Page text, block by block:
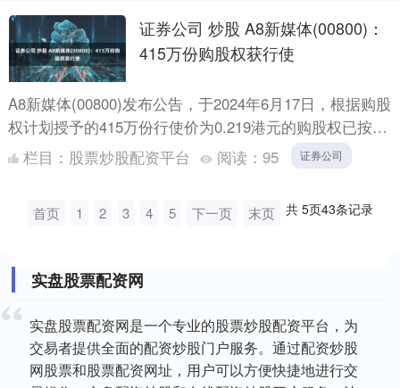
证券公司 炒股 A8新媒体(00800)：
415万份购股权获行使
A8新媒体(00800)发布公告，于2024年6月17日，根据购股
权计划授予的415万份行使价为0.219港元的购股权已按照
购股权计划的规则行使。 MACD金叉....
栏目： 股票炒股配资平台 阅读： 95 证券公司
首页 1 2 3 4 5 下一页 末页 共 5页43条记录
实盘股票配资网
实盘股票配资网是一个专业的股票炒股配资平台，为
交易者提供全面的配资炒股门户服务。通过配资炒股
网股票和股票配资网址，用户可以方便快捷地进行交